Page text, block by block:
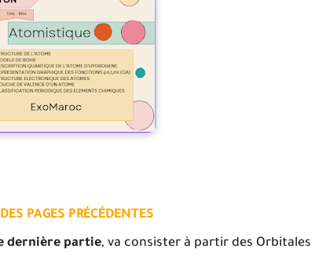
PAGES PRÉCÉDENTES
dernière partie, va consister à partir des Orbitales